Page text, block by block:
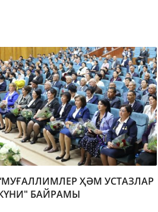
ҲӘМ УСТАЗЛАР
БАЙРАМЫ